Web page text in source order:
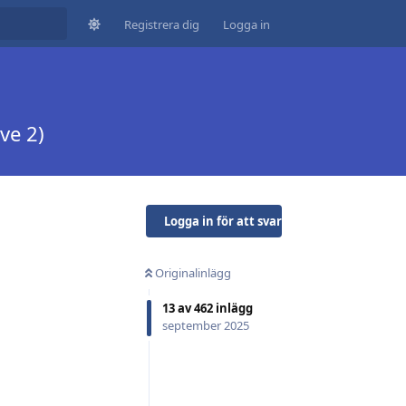
Registrera dig Logga in
2)
Logga in för att svara
Originalinlägg
13av462 inlägg
september 2025